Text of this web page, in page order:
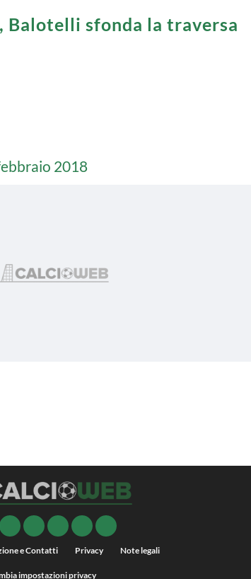
Balotelli sfonda la traversa
2018
e Contatti Privacy Note legali
impostazioni privacy